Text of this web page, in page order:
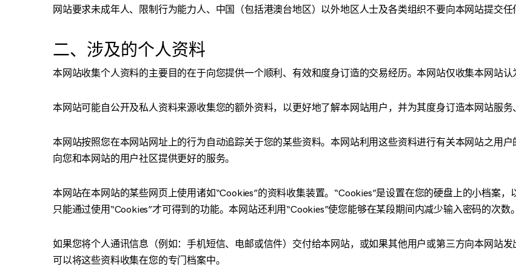
网站要求未成年人、限制行为能力人、中国（包括港澳台地区）以外地区人士及各类组织不要向本网站提交任
二、涉及的个人资料
本网站收集个人资料的主要目的在于向您提供一个顺利、有效和度身订造的交易经历。本网站仅收集本网站
本网站可能自公开及私人资料来源收集您的额外资料，以更好地了解本网站用户，并为其度身订造本网站服务
本网站按照您在本网站网址上的行为自动追踪关于您的某些资料。本网站利用这些资料进行有关本网站之用
向您和本网站的用户社区提供更好的服务。
本网站在本网站的某些网页上使用诸如“Cookies”的资料收集装置。“Cookies”是设置在您的硬盘上的小档案
只能通过使用“Cookies”才可得到的功能。本网站还利用“Cookies”使您能够在某段期间内减少输入密码的次数。
如果您将个人通讯信息（例如：手机短信、电邮或信件）交付给本网站，或如果其他用户或第三方向本网站
可以将这些资料收集在您的专门档案中。